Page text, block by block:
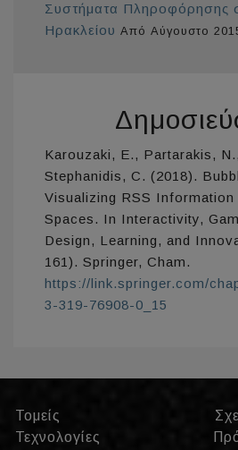
Συστήματα Πληροφόρησης
Ηρακλείου Από Αύγουστο
Karouzaki, E., Partarakis,
Stephanidis, C. (2018).
Visualizing RSS Information
Spaces. In Interactivity,
Design, Learning, and
161). Springer, Cham.
https://link.springer.com/
3-319-76908-0_15
Τομείς
Τεχνολογίες